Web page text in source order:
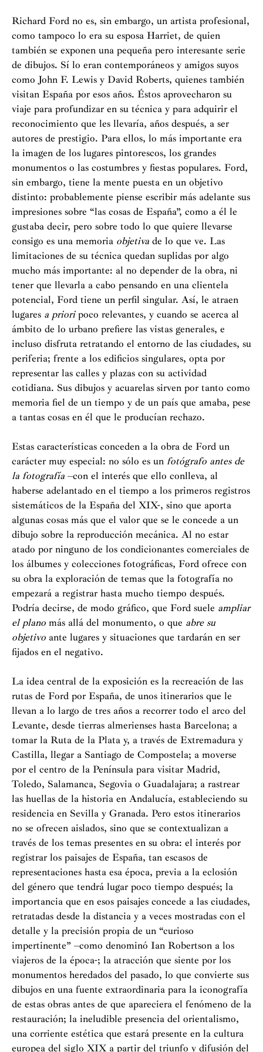
Richard Ford no es, sin embargo, un artista profesional,
como tampoco lo era su esposa Harriet, de quien
también se exponen una pequeña pero interesante serie
de dibujos. Sí lo eran contemporáneos y amigos suyos
como John F. Lewis y David Roberts, quienes también
visitan España por esos años. Éstos aprovecharon su
viaje para profundizar en su técnica y para adquirir el
reconocimiento que les llevaría, años después, a ser
autores de prestigio. Para ellos, lo más importante era
la imagen de los lugares pintorescos, los grandes
monumentos o las costumbres y fiestas populares. Ford,
sin embargo, tiene la mente puesta en un objetivo
distinto: probablemente piense escribir más adelante sus
impresiones sobre “las cosas de España”, como a él le
gustaba decir, pero sobre todo lo que quiere llevarse
consigo es una memoria objetiva de lo que ve. Las
limitaciones de su técnica quedan suplidas por algo
mucho más importante: al no depender de la obra, ni
tener que llevarla a cabo pensando en una clientela
potencial, Ford tiene un perfil singular. Así, le atraen
lugares a prioripoco relevantes, y cuando se acerca al
ámbito de lo urbano prefiere las vistas generales, e
incluso disfruta retratando el entorno de las ciudades, su
periferia; frente a los edificios singulares, opta por
representar las calles y plazas con su actividad
cotidiana. Sus dibujos y acuarelas sirven por tanto como
memoria fiel de un tiempo y de un país que amaba, pese
a tantas cosas en él que le producían rechazo.
Estas características conceden a la obra de Ford un
carácter muy especial: no sólo es un fotógrafo antes de
la fotografía –con el interés que ello conlleva, al
haberse adelantado en el tiempo a los primeros registros
sistemáticos de la España del XIX-, sino que aporta
algunas cosas más que el valor que se le concede a un
dibujo sobre la reproducción mecánica. Al no estar
atado por ninguno de los condicionantes comerciales de
los álbumes y colecciones fotográficas, Ford ofrece con
su obra la exploración de temas que la fotografía no
empezará a registrar hasta mucho tiempo después.
Podría decirse, de modo gráfico, que Ford suele ampliar
el plano más allá del monumento, o que abre su
objetivo ante lugares y situaciones que tardarán en ser
fijados en el negativo.
La idea central de la exposición es la recreación de las
rutas de Ford por España, de unos itinerarios que le
llevan a lo largo de tres años a recorrer todo el arco del
Levante, desde tierras almerienses hasta Barcelona; a
tomar la Ruta de la Plata y, a través de Extremadura y
Castilla, llegar a Santiago de Compostela; a moverse
por el centro de la Península para visitar Madrid,
Toledo, Salamanca, Segovia o Guadalajara; a rastrear
las huellas de la historia en Andalucía, estableciendo su
residencia en Sevilla y Granada. Pero estos itinerarios
no se ofrecen aislados, sino que se contextualizan a
través de los temas presentes en su obra: el interés por
registrar los paisajes de España, tan escasos de
representaciones hasta esa época, previa a la eclosión
del género que tendrá lugar poco tiempo después; la
importancia que en esos paisajes concede a las ciudades,
retratadas desde la distancia y a veces mostradas con el
detalle y la precisión propia de un “curioso
impertinente” –como denominó Ian Robertson a los
viajeros de la época-; la atracción que siente por los
monumentos heredados del pasado, lo que convierte sus
dibujos en una fuente extraordinaria para la iconografía
de estas obras antes de que apareciera el fenómeno de la
restauración; la ineludible presencia del orientalismo,
una corriente estética que estará presente en la cultura
europea del siglo XIX a partir del triunfo y difusión del